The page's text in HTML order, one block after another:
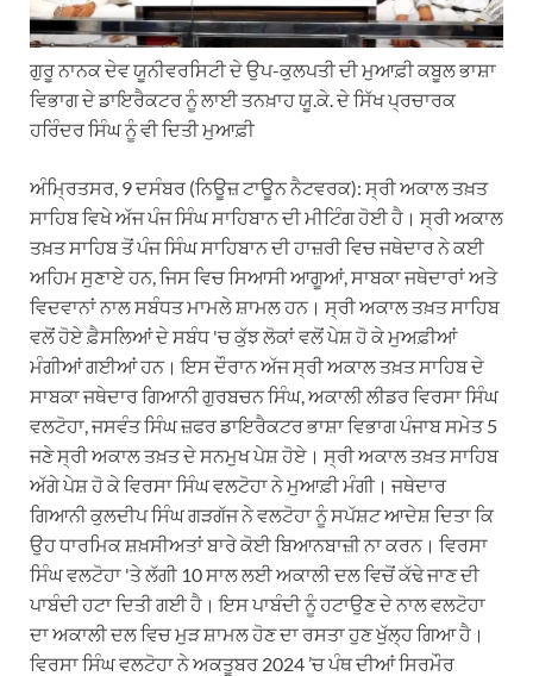
p
m
k
n
ਗੁਰੂ ਨਾਨਕ ਦੇਵ ਯੂਨੀਵਰਸਿਟੀ ਦੇ ਉਪ-ਕੁਲਪਤੀ ਦੀ ਮੁਆਫ਼ੀ ਕਬੂਲ ਭਾਸ਼ਾ
ਵਿਭਾਗ ਦੇ ਡਾਇਰੈਕਟਰ ਨੂੰ ਲਾਈ ਤਨਖ਼ਾਹ ਯੂ.ਕੇ. ਦੇ ਸਿੱਖ ਪ੍ਰਚਾਰਕ
ਹਰਿੰਦਰ ਸਿੰਘ ਨੂੰ ਵੀ ਦਿਤੀ ਮੁਆਫ਼ੀ
ਅੰਮ੍ਰਿਤਸਰ, 9 ਦਸੰਬਰ (ਨਿਊਜ਼ ਟਾਊਨ ਨੈਟਵਰਕ): ਸ੍ਰੀ ਅਕਾਲ ਤਖ਼ਤ
ਸਾਹਿਬ ਵਿਖੇ ਅੱਜ ਪੰਜ ਸਿੰਘ ਸਾਹਿਬਾਨ ਦੀ ਮੀਟਿੰਗ ਹੋਈ ਹੈ। ਸ੍ਰੀ ਅਕਾਲ
ਤਖ਼ਤ ਸਾਹਿਬ ਤੋਂ ਪੰਜ ਸਿੰਘ ਸਾਹਿਬਾਨ ਦੀ ਹਾਜ਼ਰੀ ਵਿਚ ਜਥੇਦਾਰ ਨੇ ਕਈ
ਅਹਿਮ ਸੁਣਾਏ ਹਨ, ਜਿਸ ਵਿਚ ਸਿਆਸੀ ਆਗੂਆਂ, ਸਾਬਕਾ ਜਥੇਦਾਰਾਂ ਅਤੇ
ਵਿਦਵਾਨਾਂ ਨਾਲ ਸਬੰਧਤ ਮਾਮਲੇ ਸ਼ਾਮਲ ਹਨ। ਸ੍ਰੀ ਅਕਾਲ ਤਖ਼ਤ ਸਾਹਿਬ
ਵਲੋਂ ਹੋਏ ਫ਼ੈਸਲਿਆਂ ਦੇ ਸਬੰਧ 'ਚ ਕੁੱਝ ਲੋਕਾਂ ਵਲੋਂ ਪੇਸ਼ ਹੋ ਕੇ ਮੁਅਫ਼ੀਆਂ
ਮੰਗੀਆਂ ਗਈਆਂ ਹਨ। ਇਸ ਦੌਰਾਨ ਅੱਜ ਸ੍ਰੀ ਅਕਾਲ ਤਖ਼ਤ ਸਾਹਿਬ ਦੇ
ਸਾਬਕਾ ਜਥੇਦਾਰ ਗਿਆਨੀ ਗੁਰਬਚਨ ਸਿੰਘ, ਅਕਾਲੀ ਲੀਡਰ ਵਿਰਸਾ ਸਿੰਘ
ਵਲਟੋਹਾ, ਜਸਵੰਤ ਸਿੰਘ ਜ਼ਫਰ ਡਾਇਰੈਕਟਰ ਭਾਸ਼ਾ ਵਿਭਾਗ ਪੰਜਾਬ ਸਮੇਤ 5
ਜਣੇ ਸ੍ਰੀ ਅਕਾਲ ਤਖ਼ਤ ਦੇ ਸਨਮੁਖ ਪੇਸ਼ ਹੋਏ। ਸ੍ਰੀ ਅਕਾਲ ਤਖ਼ਤ ਸਾਹਿਬ
ਅੱਗੇ ਪੇਸ਼ ਹੋ ਕੇ ਵਿਰਸਾ ਸਿੰਘ ਵਲਟੋਹਾ ਨੇ ਮੁਆਫ਼ੀ ਮੰਗੀ। ਜਥੇਦਾਰ
ਗਿਆਨੀ ਕੁਲਦੀਪ ਸਿੰਘ ਗੜਗੱਜ ਨੇ ਵਲਟੋਹਾ ਨੂੰ ਸਪੱਸ਼ਟ ਆਦੇਸ਼ ਦਿਤਾ ਕਿ
ਉਹ ਧਾਰਮਿਕ ਸ਼ਖ਼ਸੀਅਤਾਂ ਬਾਰੇ ਕੋਈ ਬਿਆਨਬਾਜ਼ੀ ਨਾ ਕਰਨ। ਵਿਰਸਾ
ਸਿੰਘ ਵਲਟੋਹਾ 'ਤੇ ਲੱਗੀ 10 ਸਾਲ ਲਈ ਅਕਾਲੀ ਦਲ ਵਿਚੋਂ ਕੱਢੇ ਜਾਣ ਦੀ
ਪਾਬੰਦੀ ਹਟਾ ਦਿਤੀ ਗਈ ਹੈ। ਇਸ ਪਾਬੰਦੀ ਨੂੰ ਹਟਾਉਣ ਦੇ ਨਾਲ ਵਲਟੋਹਾ
ਦਾ ਅਕਾਲੀ ਦਲ ਵਿਚ ਮੁੜ ਸ਼ਾਮਲ ਹੋਣ ਦਾ ਰਸਤਾ ਹੁਣ ਖੁੱਲ੍ਹ ਗਿਆ ਹੈ।
ਵਿਰਸਾ ਸਿੰਘ ਵਲਟੋਹਾ ਨੇ ਅਕਤੂਬਰ 2024 ’ਚ ਪੰਥ ਦੀਆਂ ਸਿਰਮੌਰ